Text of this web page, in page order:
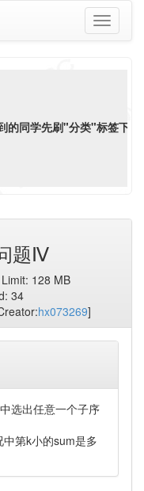
Toggle
的同学先刷"分类"标签下"
题Ⅳ
128 MB
34
hx073269]
选出任意一个子序
第k小的sum是多